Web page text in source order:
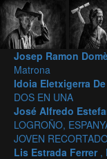
Josep Ramon
Matrona
Idoia Eletxigerra
DOS EN UNA
José Alfredo
LOGROÑO,
JOVEN
Lis Estrada Ferrer ,